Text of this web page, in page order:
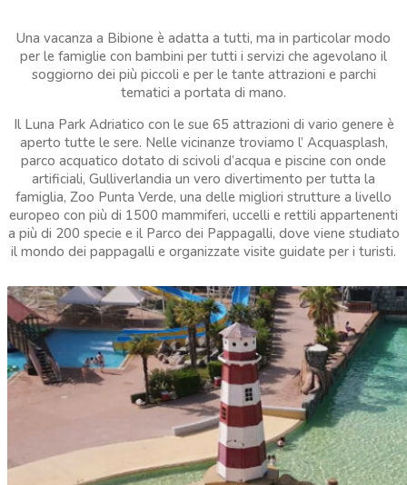
Una vacanza a Bibione è adatta a tutti, ma in particolar modo
per le famiglie con bambini per tutti i servizi che agevolano il
soggiorno dei più piccoli e per le tante attrazioni e parchi
tematici a portata di mano.
Il Luna Park Adriatico con le sue 65 attrazioni di vario genere è
aperto tutte le sere. Nelle vicinanze troviamo l’ Acquasplash,
parco acquatico dotato di scivoli d’acqua e piscine con onde
artificiali, Gulliverlandia un vero divertimento per tutta la
famiglia, Zoo Punta Verde, una delle migliori strutture a livello
europeo con più di 1500 mammiferi, uccelli e rettili appartenenti
a più di 200 specie e il Parco dei Pappagalli, dove viene studiato
il mondo dei pappagalli e organizzate visite guidate per i turisti.